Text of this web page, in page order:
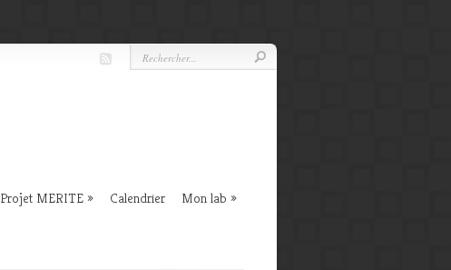
Projet MERITE Calendrier Mon lab